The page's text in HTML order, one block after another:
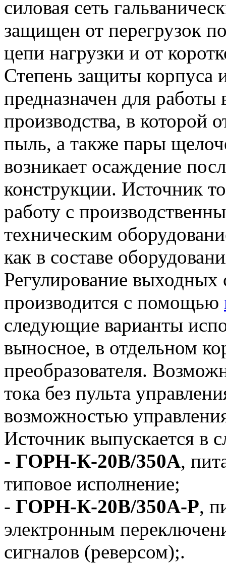
силовая сеть
защищен от перегрузок
цепи нагрузки и от
Степень защиты корпуса
предназначен для
производства, в которой
пыль, а также пары
возникает осаждение
конструкции. Источник
работу с
техническим
как в составе
Регулирование выходных
производится с помощью
следующие варианты
выносное, в отдельном
преобразователя.
тока без пульта
возможностью
Источник выпускается
- ГОРН-К-20В/350А,
типовое исполнение;
- ГОРН-К-20В/350А-Р,
электронным
сигналов (реверсом);.